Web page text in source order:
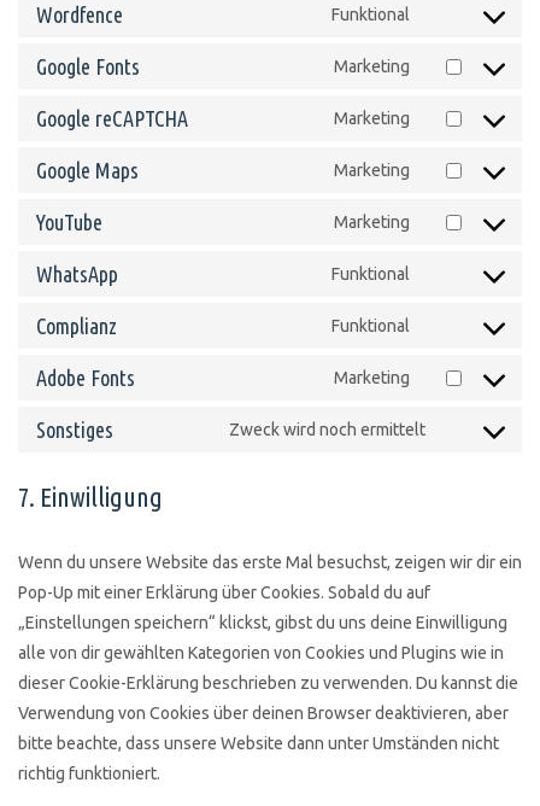
facebook
Wordfence Funktional
wordfence
Google Fonts Marketing
Consent
google-
Google reCAPTCHA Marketing
Consent
google-
Google Maps Marketing
Consent
google-
YouTube Marketing
Consent
youtube
WhatsApp Funktional
whatsapp
Complianz Funktional
complianz
Adobe Fonts Marketing
Consent
Sonstiges Zweck wird noch ermittelt
Consent
7. Einwilligung
Wenn du unsere Website das erste Mal besuchst, zeigen wir dir ein
Pop-Up mit einer Erklärung über Cookies. Sobald du auf
„Einstellungen speichern“ klickst, gibst du uns deine Einwilligung
alle von dir gewählten Kategorien von Cookies und Plugins wie in
dieser Cookie-Erklärung beschrieben zu verwenden. Du kannst die
Verwendung von Cookies über deinen Browser deaktivieren, aber
bitte beachte, dass unsere Website dann unter Umständen nicht
richtig funktioniert.